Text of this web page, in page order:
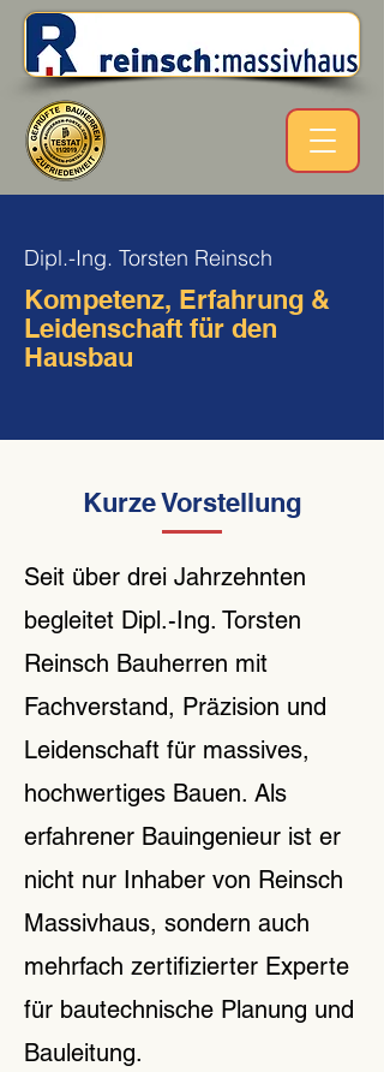
Dipl.-Ing. Torsten Reinsch
Kompetenz, Erfahrung &
Leidenschaft für den
Hausbau
Kurze Vorstellung
Seit über drei Jahrzehnten
begleitet Dipl.-Ing. Torsten
Reinsch Bauherren mit
Fachverstand, Präzision und
Leidenschaft für massives,
hochwertiges Bauen. Als
erfahrener Bauingenieur ist er
nicht nur Inhaber von Reinsch
Massivhaus, sondern auch
mehrfach zertifizierter Experte
für bautechnische Planung und
Bauleitung.